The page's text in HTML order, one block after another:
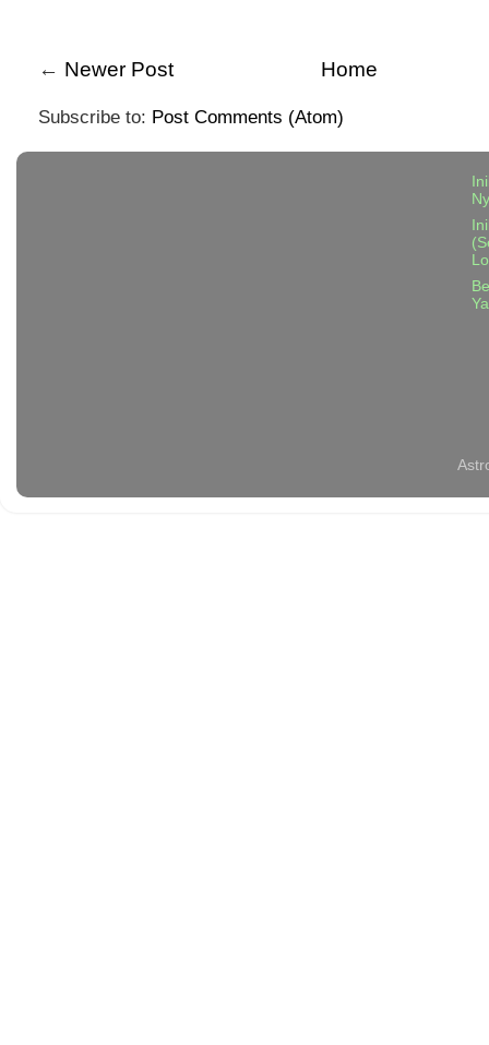
← Newer Post Home
Subscribe to: Post Comments (Atom)